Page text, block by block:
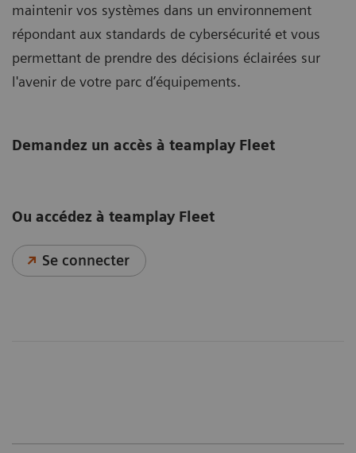
maintenir vos systèmes dans un environnement
répondant aux standards de cybersécurité et vous
permettant de prendre des décisions éclairées sur
l'avenir de votre parc d’équipements.
Demandez un accès à teamplay Fleet
Ou accédez à teamplay Fleet
Se connecter